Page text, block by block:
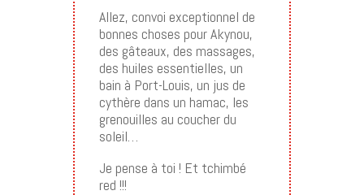
Allez, convoi exceptionnel de
bonnes choses pour Akynou,
des gâteaux, des massages,
des huiles essentielles, un
bain à Port-Louis, un jus de
cythère dans un hamac, les
grenouilles au coucher du
soleil…
Je pense à toi ! Et tchimbé
red !!!